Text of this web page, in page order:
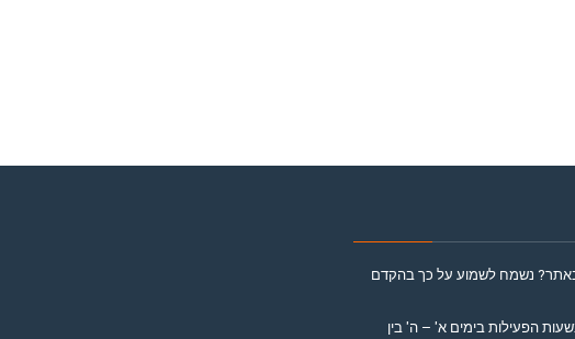
נשמח לשמוע על כך בהקדם
עד 48 שעות בשעות הפעילות בימים א' – ה' בין